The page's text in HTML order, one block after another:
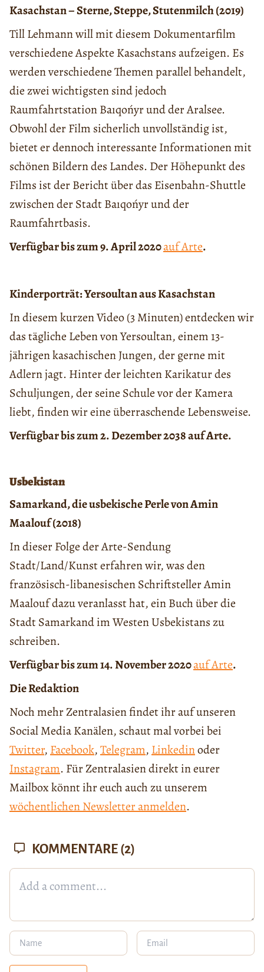
Kasachstan – Sterne, Steppe, Stutenmilch (2019)
Till Lehmann will mit diesem Dokumentarfilm
verschiedene Aspekte Kasachstans aufzeigen. Es
werden verschiedene Themen parallel behandelt,
die zwei wichtigsten sind jedoch
Raumfahrtstation Baıqońyr und der Aralsee.
Obwohl der Film sicherlich unvollständig ist,
bietet er dennoch interessante Informationen mit
schönen Bildern des Landes. Der Höhepunkt des
Films ist der Bericht über das Eisenbahn-Shuttle
zwischen der Stadt Baıqońyr und der
Raumfahrtbasis.
Verfügbar bis zum 9. April 2020auf Arte.
Kinderporträt: Yersoultan aus Kasachstan
In diesem kurzen Video (3 Minuten) entdecken wir
das tägliche Leben von Yersoultan, einem 13-
jährigen kasachischen Jungen, der gerne mit
Adlern jagt. Hinter der leichten Karikatur des
Schuljungen, der seine Schule vor der Kamera
liebt, finden wir eine überraschende Lebensweise.
Verfügbar bis zum 2. Dezember 2038 auf Arte.
Usbekistan
Samarkand, die usbekische Perle von Amin
Maalouf (2018)
In dieser Folge der Arte-Sendung
Stadt/Land/Kunst erfahren wir, was den
französisch-libanesischen Schriftsteller Amin
Maalouf dazu veranlasst hat, ein Buch über die
Stadt Samarkand im Westen Usbekistans zu
schreiben.
Verfügbar bis zum 14. November 2020auf Arte.
Die Redaktion
Noch mehr Zentralasien findet ihr auf unseren
Social Media Kanälen, schaut mal vorbei bei
Twitter, Facebook,Telegram, Linkedinoder
Instagram. Für Zentralasien direkt in eurer
Mailbox könnt ihr euch auch zu unserem
wöchentlichen Newsletter anmelden.
KOMMENTARE (2)